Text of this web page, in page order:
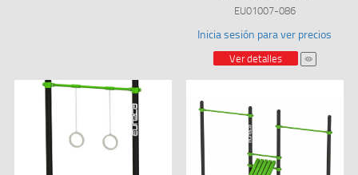
EU01007-086
Inicia sesión para ver precios
Ver detalles